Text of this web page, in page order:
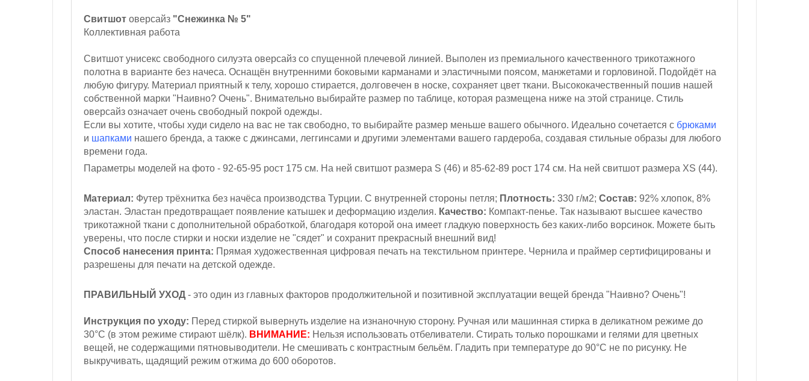
Свитшот оверсайз "Снежинка № 5"
Коллективная работа
Свитшот унисекс свободного силуэта оверсайз со спущенной плечевой линией. Выполен из премиального качественного трикотажного
полотна в варианте без начеса. Оснащён внутренними боковыми карманами и эластичными поясом, манжетами и горловиной. Подойдёт на
любую фигуру. Материал приятный к телу, хорошо стирается, долговечен в носке, сохраняет цвет ткани. Высококачественный пошив нашей
собственной марки "Наивно? Очень". Внимательно выбирайте размер по таблице, которая размещена ниже на этой странице. Стиль
оверсайз означает очень свободный покрой одежды.
Если вы хотите, чтобы худи сидело на вас не так свободно, то выбирайте размер меньше вашего обычного. Идеально сочетается с брюками
и шапками нашего бренда, а также с джинсами, леггинсами и другими элементами вашего гардероба, создавая стильные образы для любого
времени года.
Параметры моделей на фото - 92-65-95 рост 175 см. На ней свитшот размера S (46) и 85-62-89 рост 174 см. На ней свитшот размера XS (44).
Материал: Футер трёхнитка без начёса производства Турции. С внутренней стороны петля; Плотность: 330 г/м2; Состав: 92% хлопок, 8%
эластан. Эластан предотвращает появление катышек и деформацию изделия. Качество: Компакт-пенье. Так называют высшее качество
трикотажной ткани с дополнительной обработкой, благодаря которой она имеет гладкую поверхность без каких-либо ворсинок. Можете быть
уверены, что после стирки и носки изделие не "сядет" и сохранит прекрасный внешний вид!
Способ нанесения принта: Прямая художественная цифровая печать на текстильном принтере. Чернила и праймер сертифицированы и
разрешены для печати на детской одежде.
ПРАВИЛЬНЫЙ УХОД - это один из главных факторов продолжительной и позитивной эксплуатации вещей бренда "Наивно? Очень"!
Инструкция по уходу: Перед стиркой вывернуть изделие на изнаночную сторону. Ручная или машинная стирка в деликатном режиме до
30°С (в этом режиме стирают шёлк). ВНИМАНИЕ: Нельзя использовать отбеливатели. Стирать только порошками и гелями для цветных
вещей, не содержащими пятновыводители. Не смешивать с контрастным бельём. Гладить при температуре до 90°С не по рисунку. Не
выкручивать, щадящий режим отжима до 600 оборотов.